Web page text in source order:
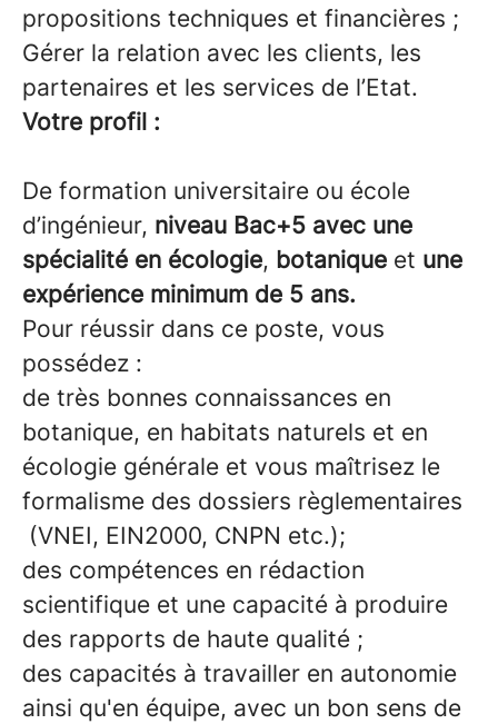
propositions techniques et financières ;
Gérer la relation avec les clients, les
partenaires et les services de l’Etat.
Votre profil :
De formation universitaire ou école
d’ingénieur, niveau Bac+5 avec une
spécialité en écologie, botanique et une
expérience minimum de 5 ans.
Pour réussir dans ce poste, vous
possédez :
de très bonnes connaissances en
botanique, en habitats naturels et en
écologie générale et vous maîtrisez le
formalisme des dossiers règlementaires
(VNEI, EIN2000, CNPN etc.);
des compétences en rédaction
scientifique et une capacité à produire
des rapports de haute qualité ;
des capacités à travailler en autonomie
ainsi qu'en équipe, avec un bon sens de